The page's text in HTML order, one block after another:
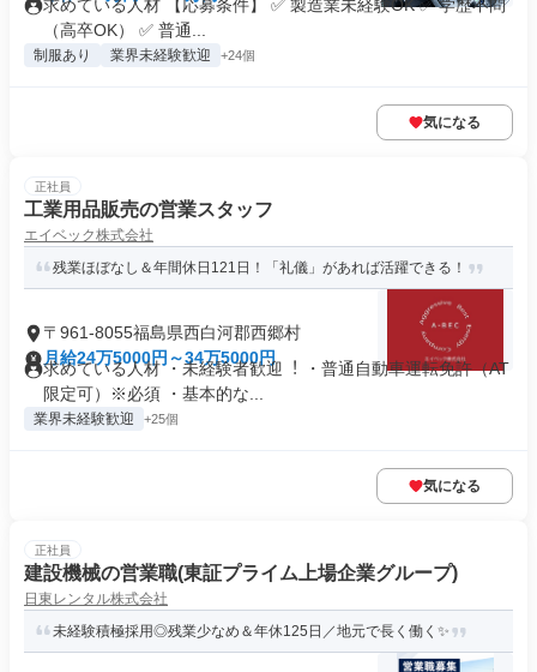
求めている人材 【応募条件】 ✅ 製造業未経験OK ✅ 学歴不問
（高卒OK） ✅ 普通...
制服あり 業界未経験歓迎 +24個
気になる
正社員
工業用品販売の営業スタッフ
エイベック株式会社
残業ほぼなし＆年間休日121日！「礼儀」があれば活躍できる！
〒961-8055福島県西白河郡西郷村
月給24万5000円～34万5000円
求めている人材 ・未経験者歓迎︕ ・普通自動車運転免許（AT
限定可）※必須 ・基本的な...
業界未経験歓迎 +25個
気になる
正社員
建設機械の営業職(東証プライム上場企業グループ)
日東レンタル株式会社
未経験積極採用◎残業少なめ＆年休125日／地元で長く働く✨